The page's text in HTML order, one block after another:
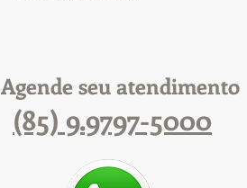
Agende seu atendimento
(85) 9.9797-5000